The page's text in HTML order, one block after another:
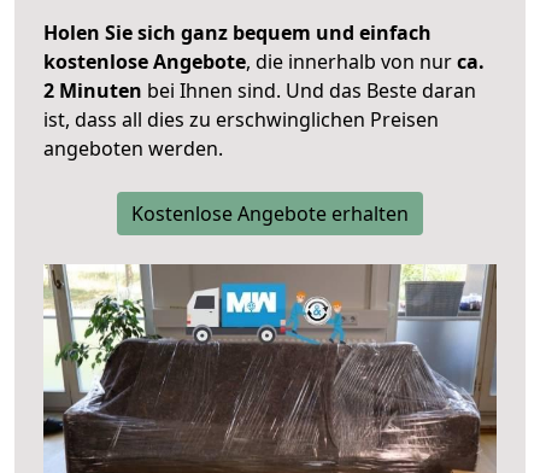
Holen Sie sich ganz bequem und einfach
kostenlose Angebote, die innerhalb von nurca.
2 Minuten bei Ihnen sind. Und das Beste daran
ist, dass all dies zu erschwinglichen Preisen
angeboten werden.
Kostenlose Angebote erhalten